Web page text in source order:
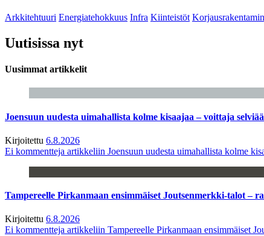
Arkkitehtuuri Energiatehokkuus Infra Kiinteistöt
Uutisissa nyt
Uusimmat artikkelit
Joensuun uudesta uimahallista kolme kisaajaa – voittaja
Kirjoitettu 6.8.2026
Ei kommentteja artikkeliin Joensuun uudesta uimahallista kolme
Tampereelle Pirkanmaan ensimmäiset Joutsenmerkki-talot –
Kirjoitettu 6.8.2026
Ei kommentteja artikkeliin Tampereelle Pirkanmaan ensimmäiset